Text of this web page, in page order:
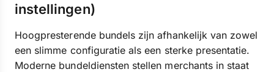
instellingen)
Hoogpresterende bundels zijn afhankelijk van zowel
een slimme configuratie als een sterke presentatie.
Moderne bundeldiensten stellen merchants in staat